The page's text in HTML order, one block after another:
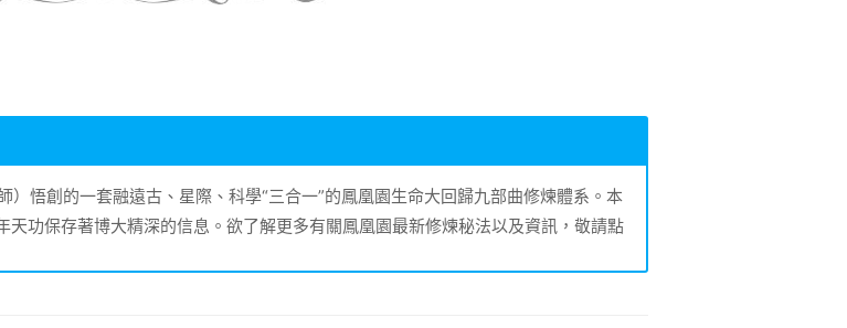
悟創的一套融遠古、星際、科學“三合一”的鳳凰園生命大回歸九部曲修煉體系。本
功保存著博大精深的信息。欲了解更多有關鳳凰園最新修煉秘法以及資訊，敬請點